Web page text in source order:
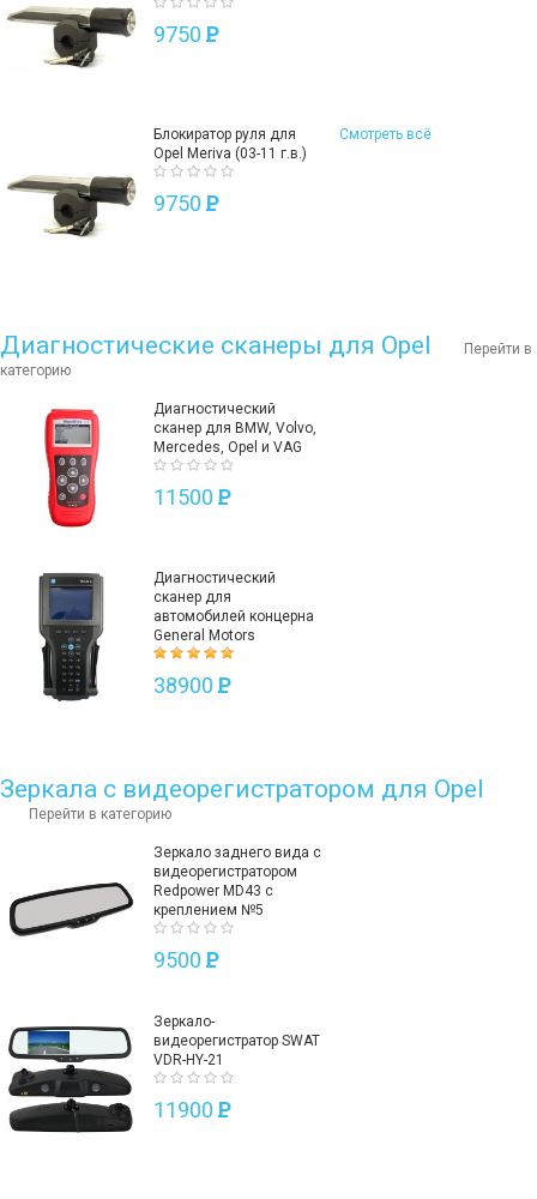
9750 P
Блокиратор руля для
Opel Meriva (03-11 г.в.)
9750 P
Смотреть всё
Диагностические сканеры для Opel
Перейти в
категорию
Диагностический
сканер для BMW, Volvo,
Mercedes, Opel и VAG
11500 P
Диагностический
сканер для
автомобилей концерна
General Motors
38900 P
Зеркала с видеорегистратором для Opel
Перейти в категорию
Зеркало заднего вида с
видеорегистратором
Redpower MD43 с
креплением №5
9500 P
Зеркало-
видеорегистратор SWAT
VDR-HY-21
11900 P